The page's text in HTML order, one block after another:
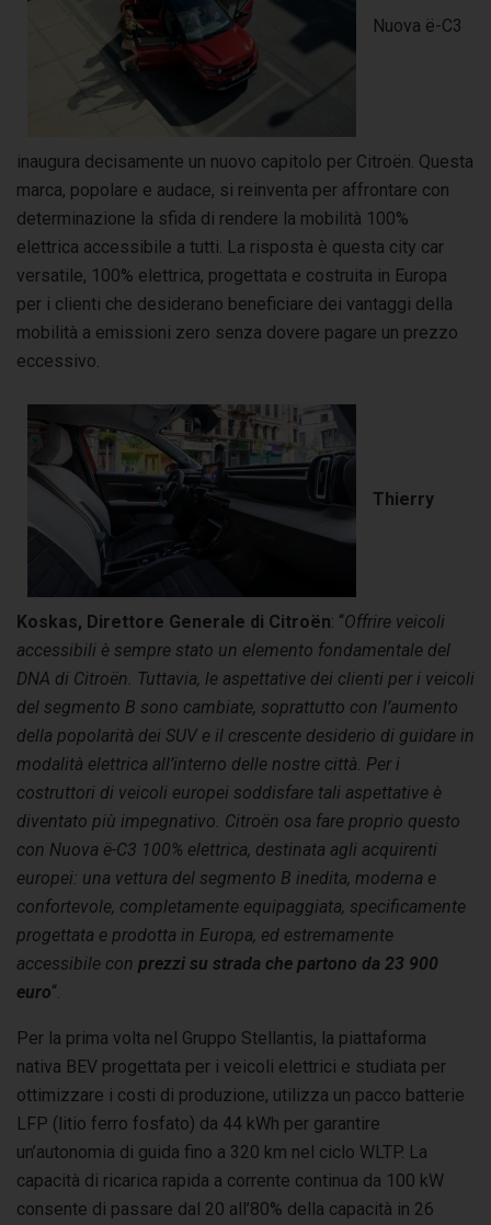
Nuova ë-C3
inaugura decisamente un nuovo capitolo per Citroën. Questa
marca, popolare e audace, si reinventa per affrontare con
determinazione la sfida di rendere la mobilità 100%
elettrica accessibile a tutti. La risposta è questa city car
versatile, 100% elettrica, progettata e costruita in Europa
per i clienti che desiderano beneficiare dei vantaggi della
mobilità a emissioni zero senza dovere pagare un prezzo
eccessivo.
Thierry
Koskas, Direttore Generale di Citroën: “Offrire veicoli
accessibili è sempre stato un elemento fondamentale del
DNA di Citroën. Tuttavia, le aspettative dei clienti per i veicoli
del segmento B sono cambiate, soprattutto con l’aumento
della popolarità dei SUV e il crescente desiderio di guidare in
modalità elettrica all’interno delle nostre città. Per i
costruttori di veicoli europei soddisfare tali aspettative è
diventato più impegnativo. Citroën osa fare proprio questo
con Nuova ë-C3 100% elettrica, destinata agli acquirenti
europei: una vettura del segmento B inedita, moderna e
confortevole, completamente equipaggiata, specificamente
progettata e prodotta in Europa, ed estremamente
accessibile con prezzi su strada che partono da 23 900
euro“.
Per la prima volta nel Gruppo Stellantis, la piattaforma
nativa BEV progettata per i veicoli elettrici e studiata per
ottimizzare i costi di produzione, utilizza un pacco batterie
LFP (litio ferro fosfato) da 44 kWh per garantire
un’autonomia di guida fino a 320 km nel ciclo WLTP. La
capacità di ricarica rapida a corrente continua da 100 kW
consente di passare dal 20 all’80% della capacità in 26